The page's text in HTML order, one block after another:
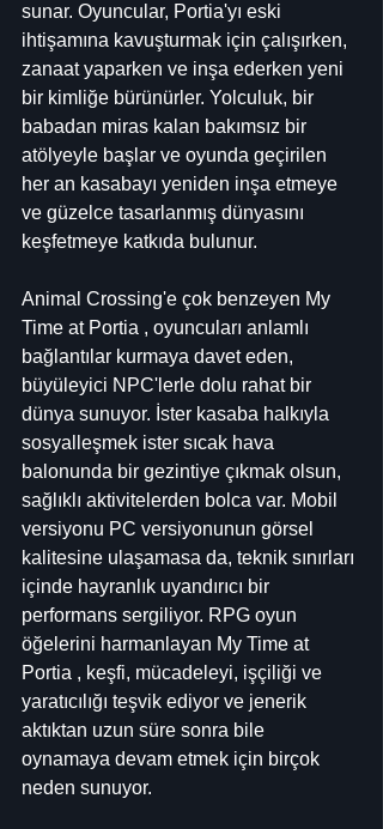
sunar. Oyuncular, Portia'yı eski
ihtişamına kavuşturmak için çalışırken,
zanaat yaparken ve inşa ederken yeni
bir kimliğe bürünürler. Yolculuk, bir
babadan miras kalan bakımsız bir
atölyeyle başlar ve oyunda geçirilen
her an kasabayı yeniden inşa etmeye
ve güzelce tasarlanmış dünyasını
keşfetmeye katkıda bulunur.
Animal Crossing'e çok benzeyen My
Time at Portia , oyuncuları anlamlı
bağlantılar kurmaya davet eden,
büyüleyici NPC'lerle dolu rahat bir
dünya sunuyor. İster kasaba halkıyla
sosyalleşmek ister sıcak hava
balonunda bir gezintiye çıkmak olsun,
sağlıklı aktivitelerden bolca var. Mobil
versiyonu PC versiyonunun görsel
kalitesine ulaşamasa da, teknik sınırları
içinde hayranlık uyandırıcı bir
performans sergiliyor. RPG oyun
öğelerini harmanlayan My Time at
Portia , keşfi, mücadeleyi, işçiliği ve
yaratıcılığı teşvik ediyor ve jenerik
aktıktan uzun süre sonra bile
oynamaya devam etmek için birçok
neden sunuyor.